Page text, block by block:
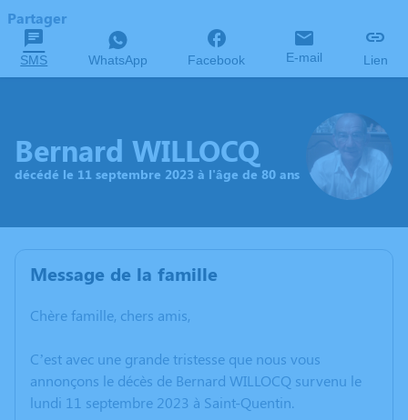
Partager
SMS WhatsApp Facebook E-mail Lien
Bernard WILLOCQ
décédé le 11 septembre 2023 à l'âge de 80 ans
Message de la famille
Chère famille, chers amis,
C’est avec une grande tristesse que nous vous
annonçons le décès de Bernard WILLOCQ survenu le
lundi 11 septembre 2023 à Saint-Quentin.